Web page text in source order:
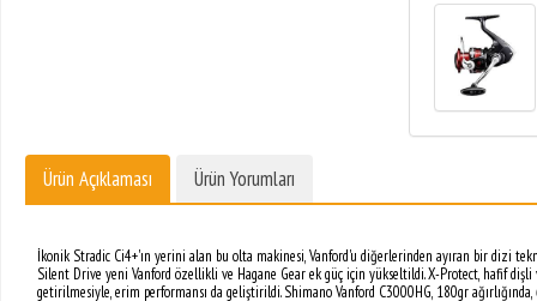
Ürün Açıklaması Ürün Yorumları
İkonik Stradic Ci4+'ın yerini alan bu olta makinesi, Vanford'u diğerlerinden ayıran bir dizi
Silent Drive yeni Vanford özellikli ve Hagane Gear ek güç için yükseltildi. X-Protect, hafif
getirilmesiyle, erim performansı da geliştirildi. Shimano Vanford C3000HG, 180gr